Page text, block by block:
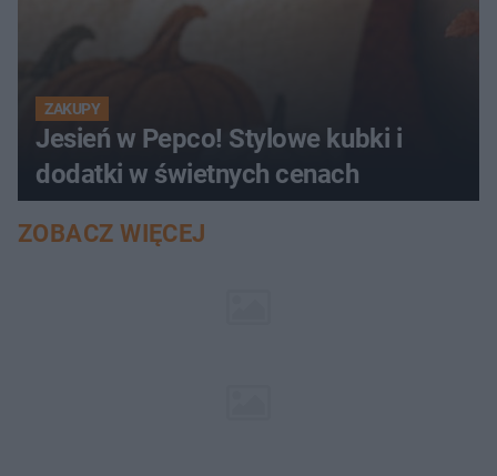
ZAKUPY
Jesień w Pepco! Stylowe kubki i
dodatki w świetnych cenach
ZOBACZ WIĘCEJ